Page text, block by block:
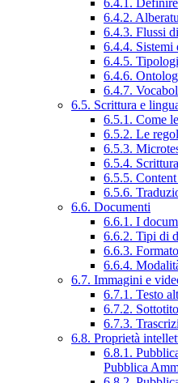
6.4.2.
6.4.3. Flussi
6.4.4. Sistemi
6.4.5.
6.4.6.
6.4.7.
6.5. Scrittura e
6.5.1. Come
6.5.2. Le
6.5.3.
6.5.4.
6.5.5.
6.5.6.
6.6. Documenti
6.6.1. I
6.6.2. Tipi di
6.6.3.
6.6.4.
6.7. Immagini e
6.7.1. Testo
6.7.2.
6.7.3.
6.8. Proprietà
6.8.1.
Pubblica